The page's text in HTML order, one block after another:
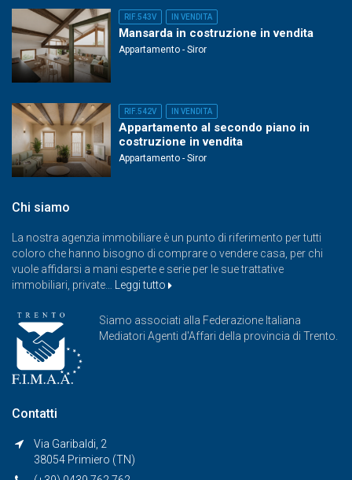
RIF.543V IN VENDITA
Mansarda in costruzione in vendita
Appartamento - Siror
RIF.542V IN VENDITA
Appartamento al secondo piano in
costruzione in vendita
Appartamento - Siror
Chi siamo
La nostra agenzia immobiliare è un punto di riferimento per tutti
coloro che hanno bisogno di comprare o vendere casa, per chi
vuole affidarsi a mani esperte e serie per le sue trattative
immobiliari, private…
Leggi tutto
Siamo associati alla Federazione Italiana
Mediatori Agenti d'Affari della provincia di Trento.
Contatti
Via Garibaldi, 2
38054 Primiero (TN)